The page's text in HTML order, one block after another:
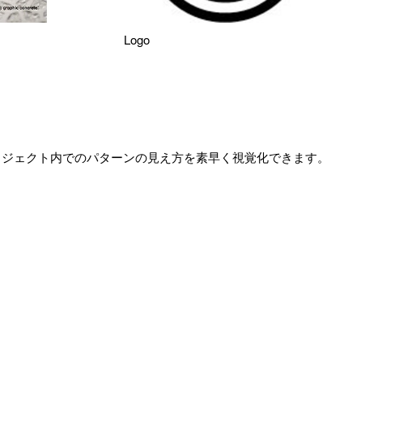
Logo
クト内でのパターンの見え方を素早く視覚化できます。